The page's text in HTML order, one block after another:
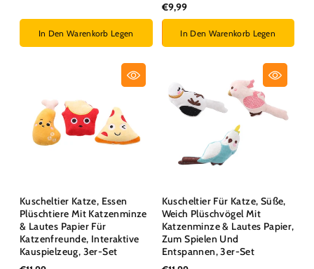
In Den Warenkorb Legen
€9,99
In Den Warenkorb Legen
Kuscheltier Katze, Essen
Plüschtiere Mit Katzenminze
& Lautes Papier Für
Katzenfreunde, Interaktive
Kauspielzeug, 3er-Set
Kuscheltier Für Katze, Süße,
Weich Plüschvögel Mit
Katzenminze & Lautes Papier,
Zum Spielen Und
Entspannen, 3er-Set